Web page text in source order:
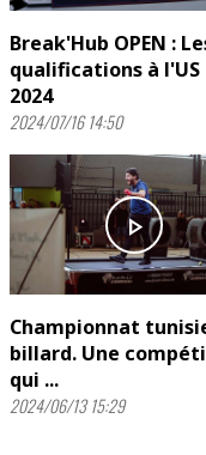
Break'Hub OPEN :
qualifications à l'US
2024
2024/07/16 14:50
play_arrow
Championnat
billard. Une
qui ...
2024/06/13 15:29